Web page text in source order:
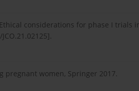
considerations for phase I trials
pregnant women, Springer 2017.